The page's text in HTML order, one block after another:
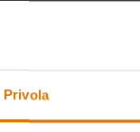
Privola